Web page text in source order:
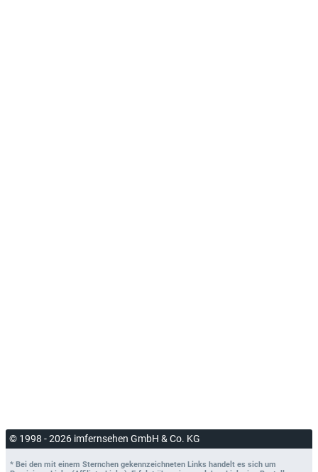
© 1998 - 2026 imfernsehen GmbH & Co. KG
* Bei den mit einem Sternchen gekennzeichneten Links handelt es sich um